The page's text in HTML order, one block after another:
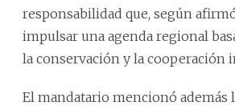
responsabilidad que, según
impulsar una agenda regional
la conservación y la cooperación
El mandatario mencionó además